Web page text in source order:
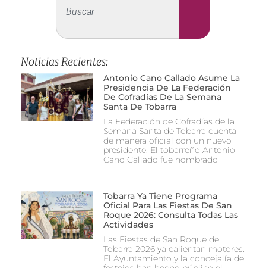
Noticias Recientes:
Antonio Cano Callado Asume La
Presidencia De La Federación
De Cofradías De La Semana
Santa De Tobarra
La Federación de Cofradías de la
Semana Santa de Tobarra cuenta
de manera oficial con un nuevo
presidente. El tobarreño Antonio
Cano Callado fue nombrado
Tobarra Ya Tiene Programa
Oficial Para Las Fiestas De San
Roque 2026: Consulta Todas Las
Actividades
Las Fiestas de San Roque de
Tobarra 2026 ya calientan motores.
El Ayuntamiento y la concejalía de